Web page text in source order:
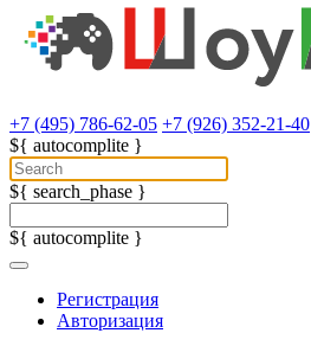
+7 (495) 786-62-05 +7 (926) 352-21-40
${ autocomplite }
${ search_phase }
${ autocomplite }
Регистрация
Авторизация